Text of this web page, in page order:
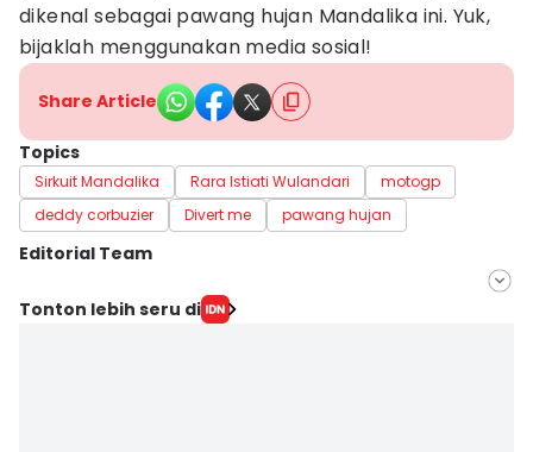
dikenal sebagai pawang hujan Mandalika ini. Yuk,
bijaklah menggunakan media sosial!
Share Article
Topics
Sirkuit Mandalika Rara Istiati Wulandari
motogp
deddy corbuzier
Divert me pawang hujan
Editorial Team
Editor
Tonton lebih seru di